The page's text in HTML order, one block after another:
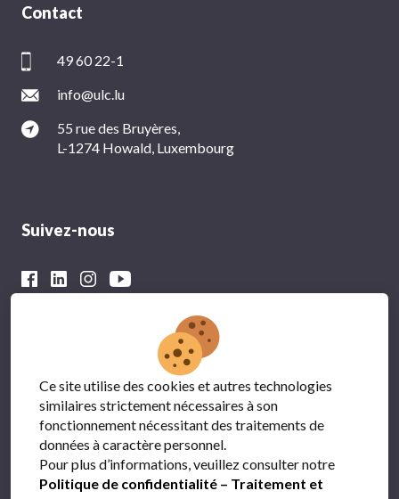
Contact
49 60 22-1
info@ulc.lu
55 rue des Bruyères,
L-1274 Howald, Luxembourg
Suivez-nous
Avec le soutien financier du
Ce site utilise des cookies et autres technologies
similaires strictement nécessaires à son
fonctionnement nécessitant des traitements de
données à caractère personnel.
Pour plus d’informations, veuillez consulter notre
Politique de confidentialité – Traitement et